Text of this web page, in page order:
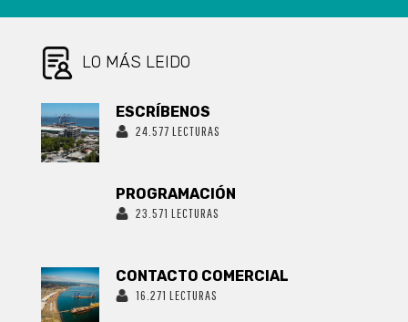
LO MÁS LEIDO
ESCRÍBENOS
24.577 LECTURAS
PROGRAMACIÓN
23.571 LECTURAS
CONTACTO COMERCIAL
16.271 LECTURAS